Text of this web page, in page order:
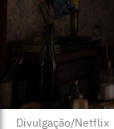
Divulgação/Netflix